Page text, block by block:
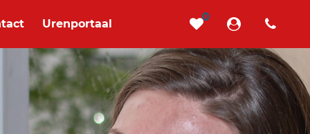
Urenportaal
0